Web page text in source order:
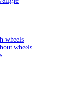
wheels
wheels